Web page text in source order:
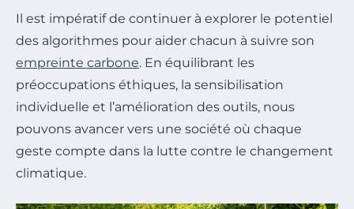
Il est impératif de continuer à explorer le potentiel
des algorithmes pour aider chacun à suivre son
empreinte carbone. En équilibrant les
préoccupations éthiques, la sensibilisation
individuelle et l’amélioration des outils, nous
pouvons avancer vers une société où chaque
geste compte dans la lutte contre le changement
climatique.